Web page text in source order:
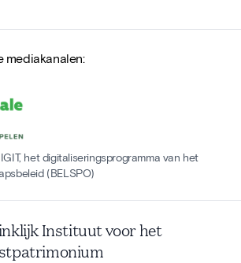
mediakanalen:
het digitaliseringsprogramma van het
(BELSPO)
Instituut voor het